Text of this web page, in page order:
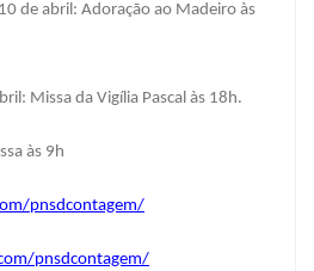
de abril: Adoração ao Madeiro às
Missa da Vigília Pascal às 18h.
às 9h
pnsdcontagem/
pnsdcontagem/